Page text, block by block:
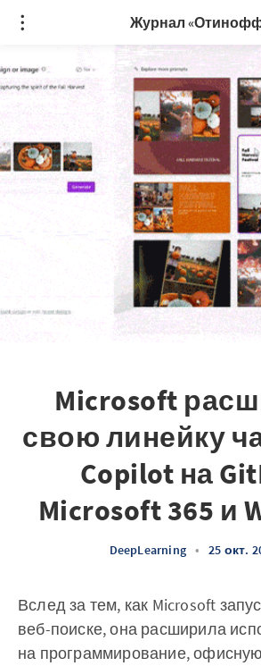
Журнал
Microsoft
свою линейку
Copilot на
Microsoft 365 и
DeepLearning • 25 окт.
Вслед за тем, как Microsoft
веб-поиске, она расширила
на программирование,